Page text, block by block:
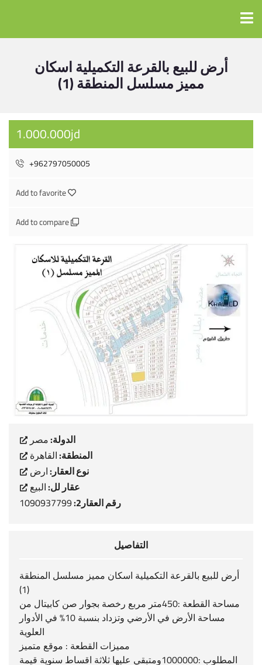
أرض للبيع بالقرعة التكميلية اسكان
مميز مسلسل المنطقة (1)
1.000.000jd
+962797050005
Add to favorite
Add to compare
الدولة:مصر
المنطقة:القاهرة
نوع العقار:ارض
عقار لل:البيع
رقم العقار2: 1090937799
التفاصيل
أرض للبيع بالقرعة التكميلية اسكان مميز مسلسل المنطقة
(1)
مساحة القطعة :450متر مربع رخصة بجوار صن كابيتال من
مساحة الأرض في الأرضي وتزداد بنسبة 10% في الأدوار
العلوية
مميزات القطعة : موقع متميز
المطلوب :1000000ومتبقي عليها ثلاثة اقساط سنوية قيمة